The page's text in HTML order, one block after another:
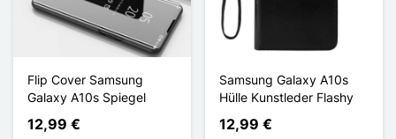
Flip Cover Samsung
Galaxy A10s Spiegel
12,99 €
Samsung Galaxy A10s
Hülle Kunstleder Flashy
12,99 €